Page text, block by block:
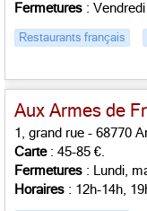
Fermetures :
Restaurants français
Aux Armes de
1, grand rue - 68770
Carte: 45-85 €.
Fermetures : Lundi,
Horaires : 12h-14h,